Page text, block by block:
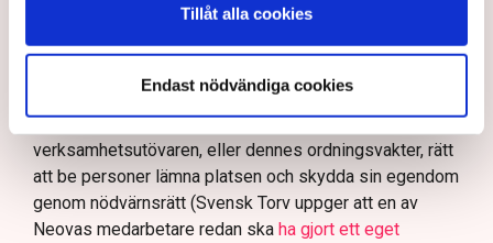
Tillåt alla cookies
Endast nödvändiga cookies
och näringsverksamhet mot den typen av störningar.
Nu svarar polisen på kritiken.
Enligt Anna-Lena Mann, polisinspektör vid
kommunikationsavdelningen i region Väst, har
verksamhetsutövaren, eller dennes ordningsvakter, rätt
att be personer lämna platsen och skydda sin egendom
genom nödvärnsrätt (Svensk Torv uppger att en av
Neovas medarbetare redan ska ha gjort ett eget